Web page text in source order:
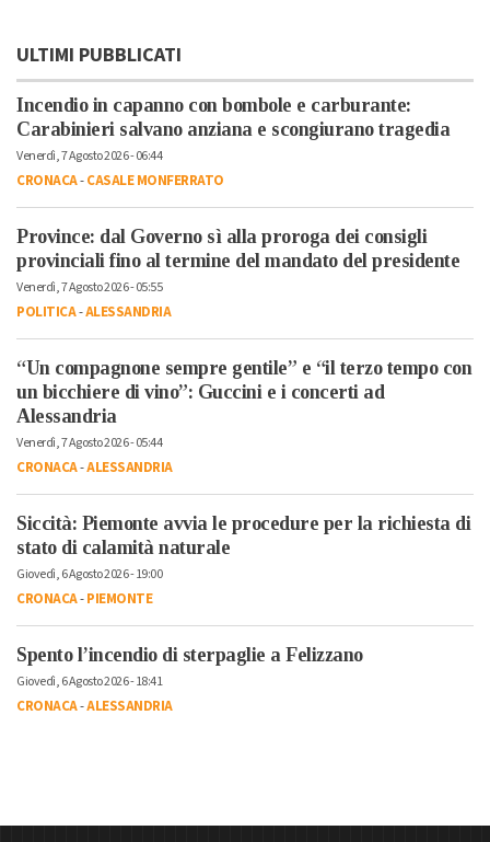
ULTIMI PUBBLICATI
Incendio in capanno con bombole e carburante:
Carabinieri salvano anziana e scongiurano tragedia
Venerdì, 7 Agosto 2026 - 06:44
CRONACA-CASALE MONFERRATO
Province: dal Governo sì alla proroga dei consigli
provinciali fino al termine del mandato del presidente
Venerdì, 7 Agosto 2026 - 05:55
POLITICA-ALESSANDRIA
“Un compagnone sempre gentile” e “il terzo tempo con
un bicchiere di vino”: Guccini e i concerti ad
Alessandria
Venerdì, 7 Agosto 2026 - 05:44
CRONACA-ALESSANDRIA
Siccità: Piemonte avvia le procedure per la richiesta di
stato di calamità naturale
Giovedì, 6 Agosto 2026 - 19:00
CRONACA-PIEMONTE
Spento l’incendio di sterpaglie a Felizzano
Giovedì, 6 Agosto 2026 - 18:41
CRONACA-ALESSANDRIA